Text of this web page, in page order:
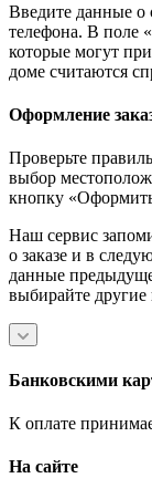
Введите данные о
телефона. В поле
которые могут
доме считаются
Оформление
Проверьте
выбор
кнопку «Оформить
Наш сервис
о заказе и в
данные
выбирайте другие
Банковскими
К оплате
На сайте